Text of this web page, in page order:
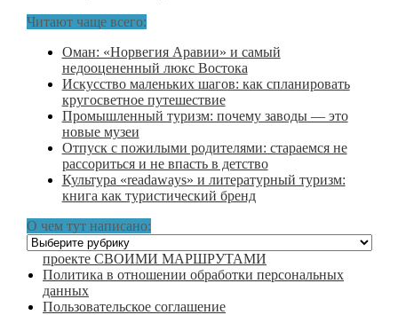
Читают чаще всего:
Оман: «Норвегия Аравии» и самый
недооцененный люкс Востока
Искусство маленьких шагов: как спланировать
кругосветное путешествие
Промышленный туризм: почему заводы — это
новые музеи
Отпуск с пожилыми родителями: стараемся не
рассориться и не впасть в детство
Культура «readaways» и литературный туризм:
книга как туристический бренд
О чем тут написано:
О
чем
тут
написано:
проекте СВОИМИ МАРШРУТАМИ
Политика в отношении обработки персональных
данных
Пользовательское соглашение